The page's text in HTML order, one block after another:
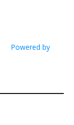
Powered by